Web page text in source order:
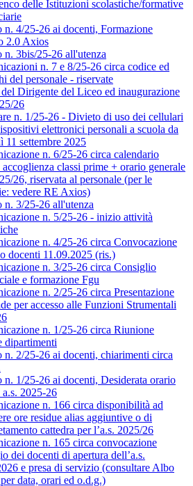
delle Istituzioni scolastiche/formative
n. 4/25-26 ai docenti, Formazione
2.0 Axios
n. 3bis/25-26 all'utenza
n. 7 e 8/25-26 circa codice ed
del personale - riservate
del Dirigente del Liceo ed inaugurazione
26
n. 1/25-26 - Divieto di uso dei cellulari
elettronici personali a scuola da
11 settembre 2025
n. 6/25-26 circa calendario
classi prime + orario generale
26, riservata al personale (per le
vedere RE Axios)
n. 3/25-26 all'utenza
n. 5/25-26 - inizio attività
n. 4/25-26 circa Convocazione
docenti 11.09.2025 (ris.)
n. 3/25-26 circa Consiglio
e formazione Fgu
n. 2/25-26 circa Presentazione
per accesso alle Funzioni Strumentali
n. 1/25-26 circa Riunione
dipartimenti
n. 2/25-26 ai docenti, chiarimenti circa
n. 1/25-26 ai docenti, Desiderata orario
2025-26
n. 166 circa disponibilità ad
ore residue alias aggiuntive o di
cattedra per l’a.s. 2025/26
n. 165 circa convocazione
dei docenti di apertura dell’a.s.
e presa di servizio (consultare Albo
data, orari ed o.d.g.)